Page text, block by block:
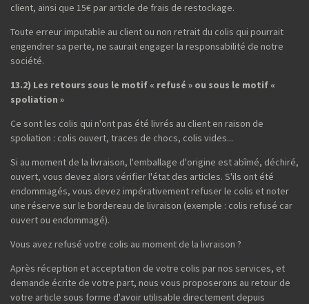
client, ainsi que 15€ par article de frais de restockage.
Toute erreur imputable au client ou non retrait du colis qui pourrait
engendrer sa perte, ne saurait engager la responsabilité de notre
société.
13.2) Les retours sous le motif « refusé » ou sous le motif «
spoliation »
Ce sont les colis qui n'ont pas été livrés au client en raison de
spoliation : colis ouvert, traces de chocs, colis vides...
Si au moment de la livraison, l'emballage d'origine est abîmé, déchiré,
ouvert, vous devez alors vérifier l'état des articles. S'ils ont été
endommagés, vous devez impérativement refuser le colis et noter
une réserve sur le bordereau de livraison (exemple : colis refusé car
ouvert ou endommagé).
Vous avez refusé votre colis au moment de la livraison ?
Après réception et acceptation de votre colis par nos services, et
demande écrite de votre part, nous vous proposerons au retour de
votre article sous forme d'avoir utilisable directement depuis